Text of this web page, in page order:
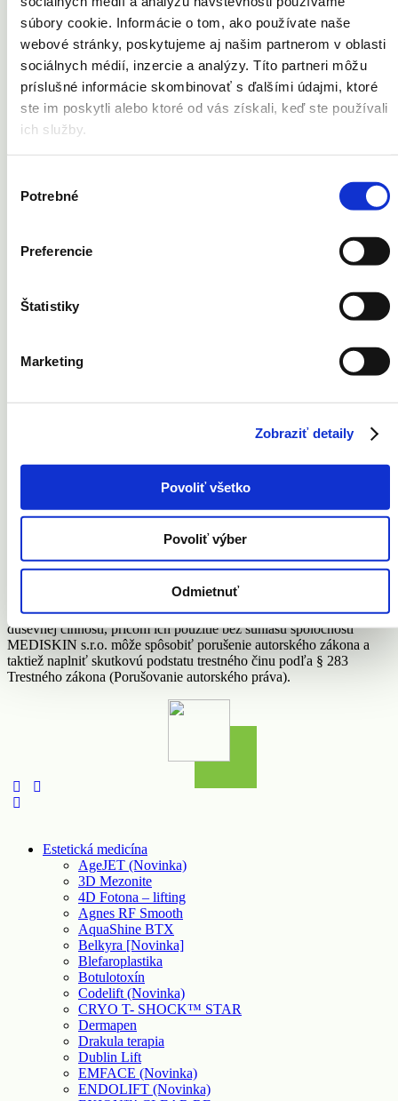
súbory cookie. Informácie o tom, ako používate naše
webové stránky, poskytujeme aj našim partnerom v oblasti
sociálnych médií, inzercie a analýzy. Títo partneri môžu
príslušné informácie skombinovať s ďalšími údajmi, ktoré
ste im poskytli alebo ktoré od vás získali, keď ste používali
ich služby.
súhlasu
Potrebné
Preferencie
Štatistiky
Marketing
Zobraziť detaily
Povoliť všetko
Povoliť výber
Odmietnuť
Akné
Celulitída
Kožné výrastky
Pery
Pleť
Strie
Ochlpenie
Opaľovanie
Jazvy
Pigmentové škvrny
Kontakt
s.r.o., Mýtna 5, 811 07 Bratislava
| M:+421 905 327 010
Ochrana osobných údajov
obchodné podmienky|Žiadosť o zaslanie výpisu zo zdravotnej
Texty zverejnené na tejto webstránke sú výsledkom tvorivej
duševnej činnosti, pričom ich použitie bez súhlasu spoločnosti
MEDISKIN s.r.o. môže spôsobiť porušenie autorského zákona a
taktiež naplniť skutkovú podstatu trestného činu podľa § 283
Trestného zákona (Porušovanie autorského práva).
Estetická medicína
AgeJET (Novinka)
3D Mezonite
4D Fotona – lifting
Agnes RF Smooth
AquaShine BTX
Belkyra [Novinka]
Blefaroplastika
Botulotoxín
Codelift (Novinka)
CRYO T- SHOCK™ STAR
Dermapen
Drakula terapia
Dublin Lift
EMFACE (Novinka)
ENDOLIFT (Novinka)